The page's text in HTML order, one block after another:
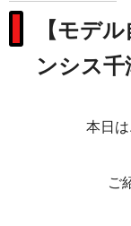
【モデ
ンシス千
本日
ご